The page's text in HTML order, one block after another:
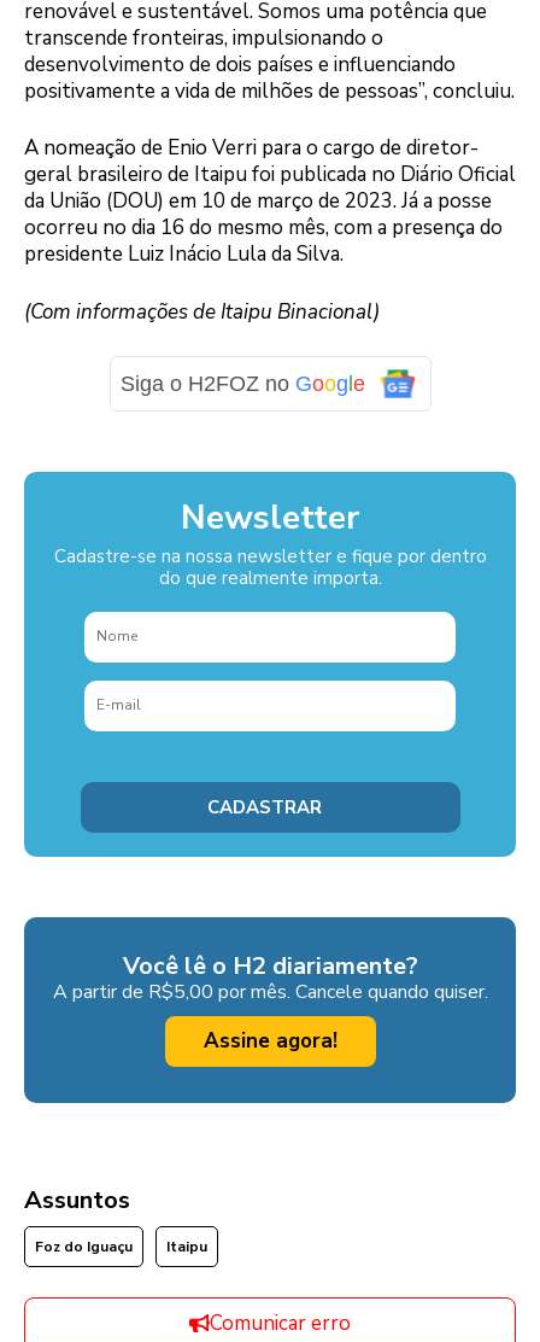
renovável e sustentável. Somos uma potência que
transcende fronteiras, impulsionando o
desenvolvimento de dois países e influenciando
positivamente a vida de milhões de pessoas”, concluiu.
A nomeação de Enio Verri para o cargo de diretor-
geral brasileiro de Itaipu foi publicada no Diário Oficial
da União (DOU) em 10 de março de 2023. Já a posse
ocorreu no dia 16 do mesmo mês, com a presença do
presidente Luiz Inácio Lula da Silva.
(Com informações de Itaipu Binacional)
Siga o H2FOZ no Goog e
Newsletter
Cadastre-se na nossa newsletter e fique por dentro
do que realmente importa.
Você lê o H2 diariamente?
A partir de R$5,00 por mês. Cancele quando quiser.
Assine agora!
Assuntos
Foz do Iguaçu Itaipu
Comunicar erro